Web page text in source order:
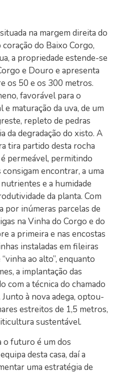
na margem direita do
do Baixo Corgo,
a propriedade estende-se
e Douro e apresenta
os 50 e os 300 metros.
favorável para o
maturação da uva, de um
repleto de pedras
da degradação do xisto. A
tira partido desta rocha
permeável, permitindo
consigam encontrar, a uma
e a humidade
da planta. Com
por inúmeras parcelas de
na Vinha do Corgo e do
a primeira e nas encostas
instaladas em fileiras
ao alto”, enquanto
a implantação das
com a técnica do chamado
à nova adega, optou-
estreitos de 1,5 metros,
sustentável.
o futuro é um dos
desta casa, daí a
uma estratégia de